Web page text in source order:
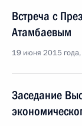
Встреча с
Атамбаевым
19 июня 2015
Заседание